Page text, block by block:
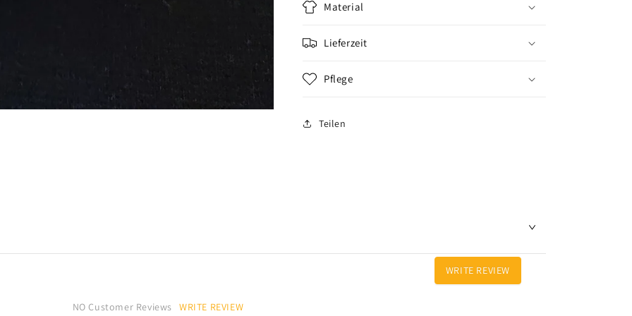
Material
Lieferzeit
Pflege
Teilen
WRITE REVIEW
NO Customer Reviews WRITE REVIEW